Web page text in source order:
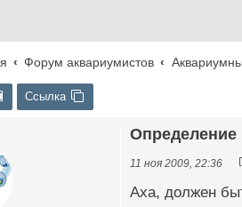
Форум аквариумистов
Ссылка
11 ноя 2009, 22:36
Аха, должен